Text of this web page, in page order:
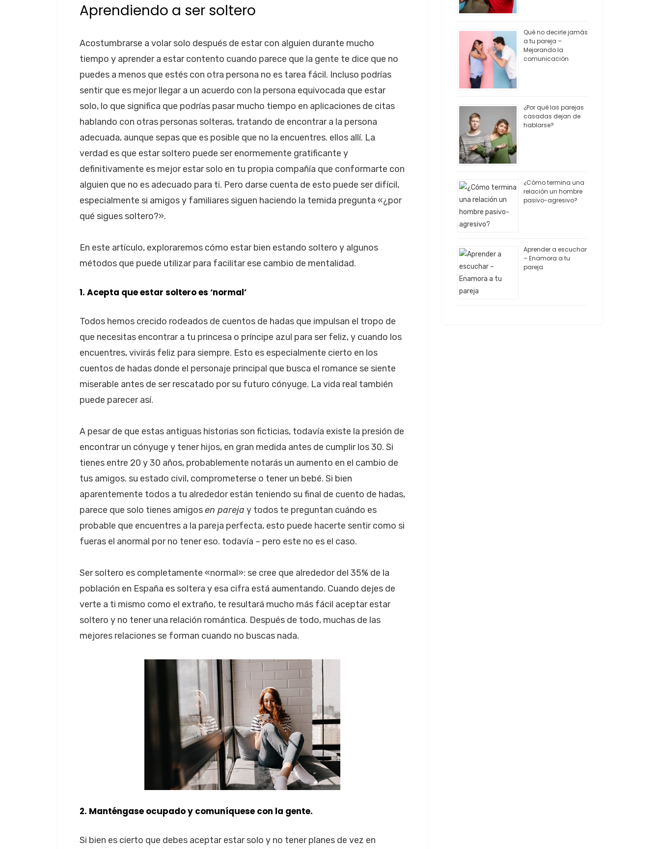
Aprendiendo a ser soltero
Acostumbrarse a volar solo después de estar con alguien durante mucho
tiempo y aprender a estar contento cuando parece que la gente te dice que no
puedes a menos que estés con otra persona no es tarea fácil. Incluso podrías
sentir que es mejor llegar a un acuerdo con la persona equivocada que estar
solo, lo que significa que podrías pasar mucho tiempo en aplicaciones de citas
hablando con otras personas solteras, tratando de encontrar a la persona
adecuada, aunque sepas que es posible que no la encuentres. ellos allí. La
verdad es que estar soltero puede ser enormemente gratificante y
definitivamente es mejor estar solo en tu propia compañía que conformarte con
alguien que no es adecuado para ti. Pero darse cuenta de esto puede ser difícil,
especialmente si amigos y familiares siguen haciendo la temida pregunta «¿por
qué sigues soltero?».
En este artículo, exploraremos cómo estar bien estando soltero y algunos
métodos que puede utilizar para facilitar ese cambio de mentalidad.
1. Acepta que estar soltero es ‘normal’
Todos hemos crecido rodeados de cuentos de hadas que impulsan el tropo de
que necesitas encontrar a tu princesa o príncipe azul para ser feliz, y cuando los
encuentres, vivirás feliz para siempre. Esto es especialmente cierto en los
cuentos de hadas donde el personaje principal que busca el romance se siente
miserable antes de ser rescatado por su futuro cónyuge. La vida real también
puede parecer así.
A pesar de que estas antiguas historias son ficticias, todavía existe la presión de
encontrar un cónyuge y tener hijos, en gran medida antes de cumplir los 30. Si
tienes entre 20 y 30 años, probablemente notarás un aumento en el cambio de
tus amigos. su estado civil, comprometerse o tener un bebé. Si bien
aparentemente todos a tu alrededor están teniendo su final de cuento de hadas,
parece que solo tienes amigosen pareja y todos te preguntan cuándo es
probable que encuentres a la pareja perfecta, esto puede hacerte sentir como si
fueras el anormal por no tener eso. todavía – pero este no es el caso.
Ser soltero es completamente «normal»: se cree que alrededor del 35% de la
población en España es soltera y esa cifra está aumentando. Cuando dejes de
verte a ti mismo como el extraño, te resultará mucho más fácil aceptar estar
soltero y no tener una relación romántica. Después de todo, muchas de las
mejores relaciones se forman cuando no buscas nada.
2. Manténgase ocupado y comuníquese con la gente.
Si bien es cierto que debes aceptar estar solo y no tener planes de vez en
Qué no decirle jamás
a tu pareja –
Mejorando la
comunicación
¿Por qué las parejas
casadas dejan de
hablarse?
¿Cómo termina una
relación un hombre
pasivo-agresivo?
Aprender a escuchar
– Enamora a tu
pareja